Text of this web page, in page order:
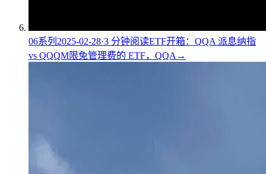
06系列 2025-02-28·3 分钟阅读ETF开箱：QQA 派息纳指
vs QQQM限免管理费的 ETF，QQA →